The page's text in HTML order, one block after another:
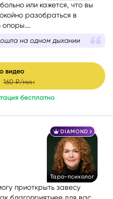
или кажется, что вы
разобраться в
опоры.
проведу вас через
перспективу и найти
на одном дыхании
видео
160 ₽/мин
бесплатно
DIAMOND
Таро-психолог
приоткрыть завесу